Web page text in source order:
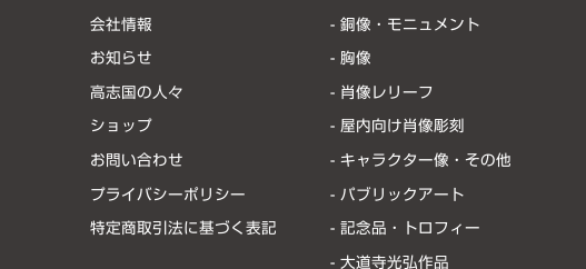
会社情報
お知らせ
高志国の人々
ショップ
お問い合わせ
プライバシーポリシー
特定商取引法に基づく表記
- 銅像・モニュメント
- 胸像
- 肖像レリーフ
- 屋内向け肖像彫刻
- キャラクター像・その他
- パブリックアート
- 記念品・トロフィー
- 大道寺光弘作品